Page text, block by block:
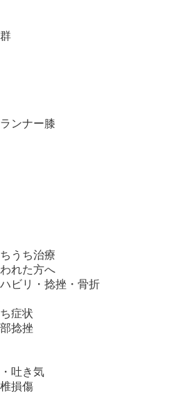
ンナー膝
うち治療
れた方へ
ビリ・捻挫・骨折
症状
捻挫
吐き気
損傷